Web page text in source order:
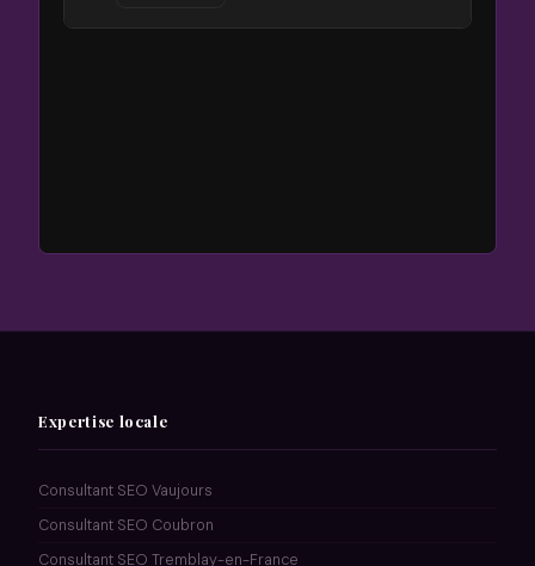
Expertise locale
Consultant SEO Vaujours
Consultant SEO Coubron
Consultant SEO Tremblay-en-France